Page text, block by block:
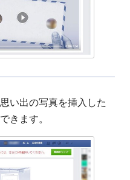
い出の写真を挿入した
きます。